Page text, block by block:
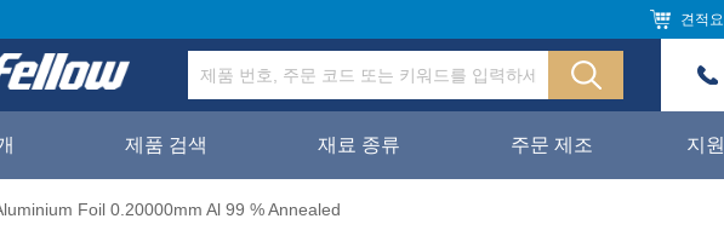
견적
제품 검색 재료 종류 주문 제조 지원
Foil 0.20000mm Al 99 % Annealed